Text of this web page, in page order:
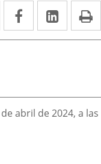
Facebook
Enlace
a
externa.
Enlace
a
abril de 2024, a las